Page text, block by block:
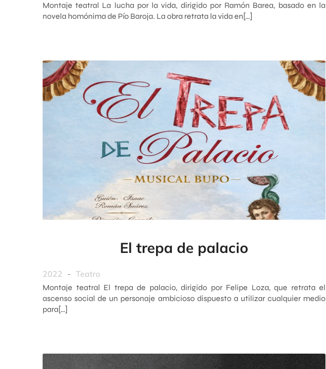
Montaje teatral La lucha por la vida, dirigido por Ramón Barea, basado en la
novela homónima de Pío Baroja. La obra retrata la vida en[…]
El trepa de palacio
2022 - Teatro
Montaje teatral El trepa de palacio, dirigido por Felipe Loza, que retrata el
ascenso social de un personaje ambicioso dispuesto a utilizar cualquier medio
para[…]